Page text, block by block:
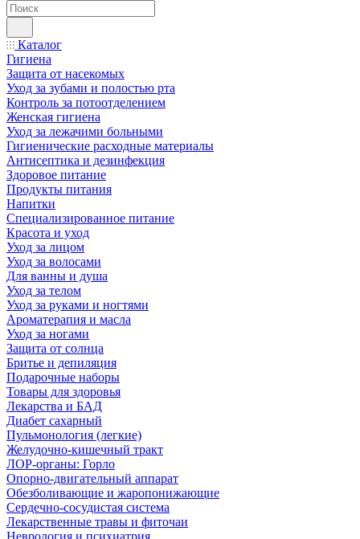
Каталог
Гигиена
Защита от насекомых
Уход за зубами и полостью рта
Контроль за потоотделением
Женская гигиена
Уход за лежачими больными
Гигиенические расходные материалы
Антисептика и дезинфекция
Здоровое питание
Продукты питания
Напитки
Специализированное питание
Красота и уход
Уход за лицом
Уход за волосами
Для ванны и душа
Уход за телом
Уход за руками и ногтями
Ароматерапия и масла
Уход за ногами
Защита от солнца
Бритье и депиляция
Подарочные наборы
Товары для здоровья
Лекарства и БАД
Диабет сахарный
Пульмонология (легкие)
Желудочно-кишечный тракт
ЛОР-органы: Горло
Опорно-двигательный аппарат
Обезболивающие и жаропонижающие
Сердечно-сосудистая система
Лекарственные травы и фиточаи
Неврология и психиатрия